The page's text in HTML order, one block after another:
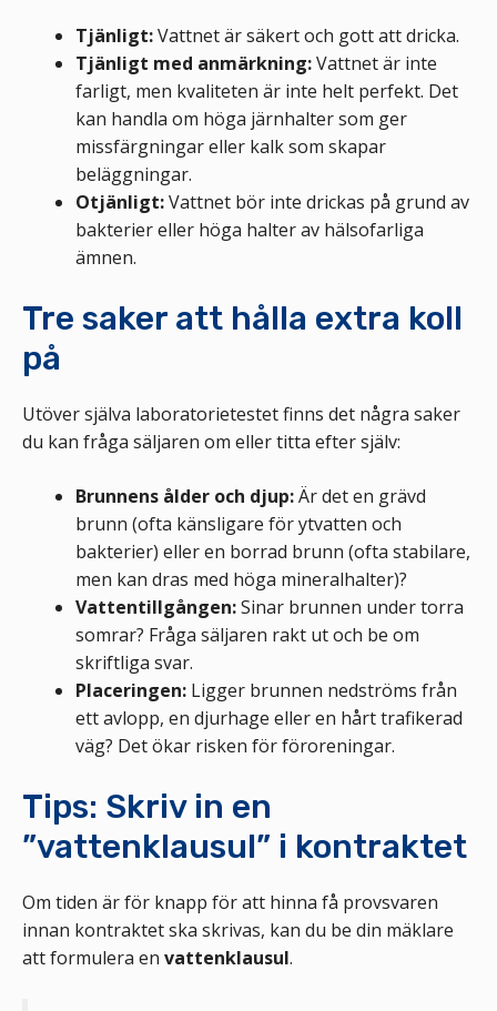
Tjänligt:Vattnet är säkert och gott att dricka.
Tjänligt med anmärkning:Vattnet är inte
farligt, men kvaliteten är inte helt perfekt. Det
kan handla om höga järnhalter som ger
missfärgningar eller kalk som skapar
beläggningar.
Otjänligt:Vattnet bör inte drickas på grund av
bakterier eller höga halter av hälsofarliga
ämnen.
Tre saker att hålla extra koll
på
Utöver själva laboratorietestet finns det några saker
du kan fråga säljaren om eller titta efter själv:
Brunnens ålder och djup:Är det en grävd
brunn (ofta känsligare för ytvatten och
bakterier) eller en borrad brunn (ofta stabilare,
men kan dras med höga mineralhalter)?
Vattentillgången:Sinar brunnen under torra
somrar? Fråga säljaren rakt ut och be om
skriftliga svar.
Placeringen: Ligger brunnen nedströms från
ett avlopp, en djurhage eller en hårt trafikerad
väg? Det ökar risken för föroreningar.
Tips: Skriv in en
”vattenklausul” i kontraktet
Om tiden är för knapp för att hinna få provsvaren
innan kontraktet ska skrivas, kan du be din mäklare
att formulera en vattenklausul.